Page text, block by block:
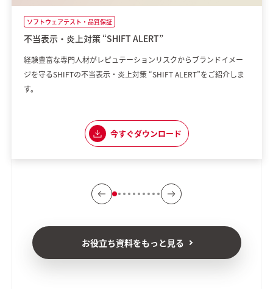
ソフトウェアテスト・品質保証
不当表示・炎上対策 “SHIFT ALERT”
経験豊富な専門人材がレピュテーションリスクからブランドイメー
ジを守るSHIFTの不当表示・炎上対策 “SHIFT ALERT”をご紹介しま
す。
今すぐダウンロード
お役立ち資料をもっと見る